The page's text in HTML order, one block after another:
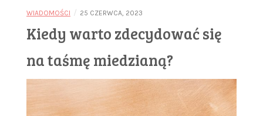
WIADOMOŚCI / 25 CZERWCA, 2023
Kiedy warto zdecydować się
na taśmę miedzianą?